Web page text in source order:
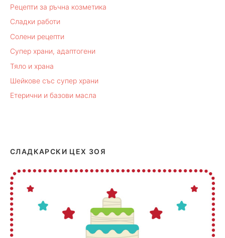
Рецепти за ръчна козметика
Сладки работи
Солени рецепти
Супер храни, адаптогени
Тяло и храна
Шейкове със супер храни
Етерични и базови масла
СЛАДКАРСКИ ЦЕХ ЗОЯ